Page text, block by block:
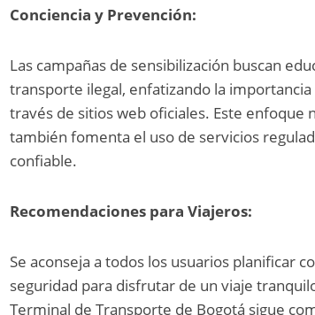
Conciencia y Prevención:
Las campañas de sensibilización buscan
transporte ilegal, enfatizando la
través de sitios web oficiales. Este enfoque
también fomenta el uso de servicios
confiable.
Recomendaciones para Viajeros:
Se aconseja a todos los usuarios planificar
seguridad para disfrutar de un viaje
Terminal de Transporte de Bogotá sigue